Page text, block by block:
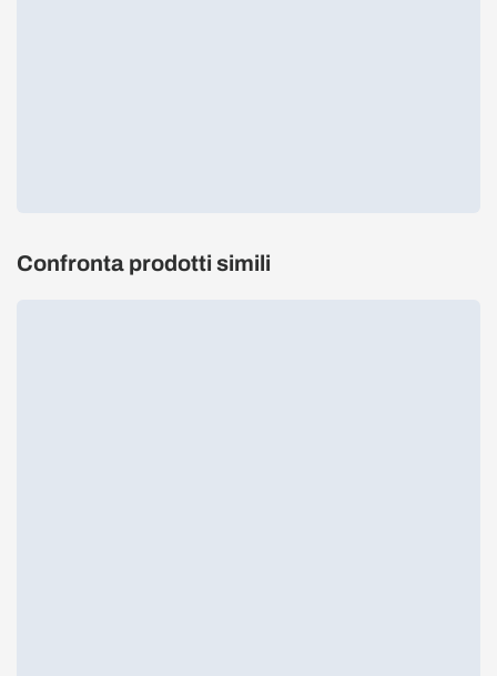
Confronta prodotti simili